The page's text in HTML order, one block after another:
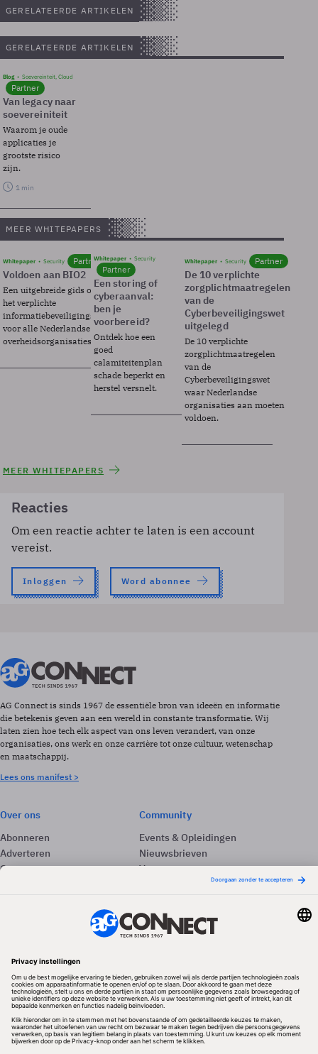
GERELATEERDE ARTIKELEN
GERELATEERDE ARTIKELEN
Blog Soevereinteit, Cloud
Partner
Van legacy naar
soevereiniteit
Waarom je oude
applicaties je
grootste risico
zijn.
1 min
MEER WHITEPAPERS
Whitepaper Security Partner
Voldoen aan BIO2
Een uitgebreide gids over BIO2,
het verplichte
informatiebeveiligingsframework
voor alle Nederlandse
overheidsorganisaties.
Whitepaper Security
Partner
Een storing of
cyberaanval:
ben je
voorbereid?
Ontdek hoe een
goed
calamiteitenplan
schade beperkt en
herstel versnelt.
Whitepaper Security Partner
De 10 verplichte
zorgplichtmaatregelen
van de
Cyberbeveiligingswet
uitgelegd
De 10 verplichte
zorgplichtmaatregelen
van de
Cyberbeveiligingswet
waar Nederlandse
organisaties aan moeten
voldoen.
MEER WHITEPAPERS
Reacties
Om een reactie achter te laten is een account
vereist.
Inloggen Word abonnee
AG Connect is sinds 1967 de essentiële bron van ideeën en informatie
die betekenis geven aan een wereld in constante transformatie. Wij
laten zien hoe tech elk aspect van ons leven verandert, van onze
organisaties, ons werk en onze carrière tot onze cultuur, wetenschap
en maatschappij.
Lees ons manifest >
Over ons
Abonneren
Adverteren
Contact
Community
Events & Opleidingen
Nieuwsbrieven
Vacatures
Redactionele partner